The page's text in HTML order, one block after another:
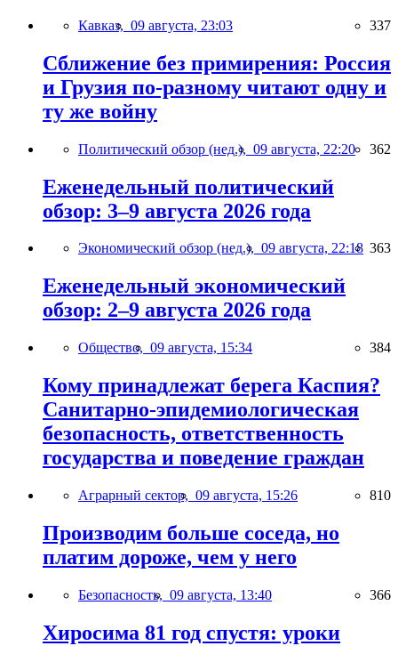
Кавказ, 09 августа, 23:03 337
Сближение без примирения: Россия
и Грузия по-разному читают одну и
ту же войну
Политический обзор (нед.), 09 августа, 22:20 362
Еженедельный политический
обзор: 3–9 августа 2026 года
Экономический обзор (нед.), 09 августа, 22:18 363
Еженедельный экономический
обзор: 2–9 августа 2026 года
Общество, 09 августа, 15:34 384
Кому принадлежат берега Каспия?
Санитарно-эпидемиологическая
безопасность, ответственность
государства и поведение граждан
Аграрный сектор, 09 августа, 15:26 810
Производим больше соседа, но
платим дороже, чем у него
Безопасность, 09 августа, 13:40 366
Хиросима 81 год спустя: уроки